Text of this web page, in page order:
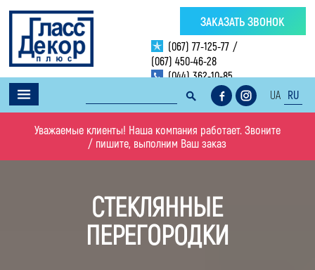
(067) 77-125-77 /
(067) 450-46-28
(044) 362-10-85
ЗАКАЗАТЬ ЗВОНОК
UA RU
Уважаемые клиенты! Наша компания работает. Звоните
/ пишите, выполним Ваш заказ
СТЕКЛЯННЫЕ
ПЕРЕГОРОДКИ